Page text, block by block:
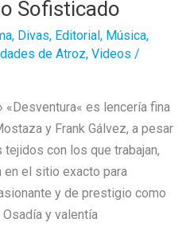
Sofisticado
, Divas, Editorial, Música,
de Atroz, Videos /
es lencería fina
y Frank Gálvez, a pesar
con los que trabajan,
en el sitio exacto para
y de prestigio como
y valentía